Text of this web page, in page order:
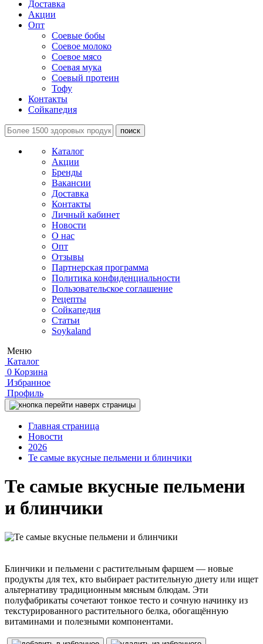
Доставка
Акции
Опт
Соевые бобы
Соевое молоко
Соевое мясо
Соевая мука
Соевый протеин
Тофу
Контакты
Сойкапедия
поиск
Каталог
Акции
Бренды
Вакансии
Доставка
Контакты
Личный кабинет
Новости
О нас
Опт
Отзывы
Партнерская программа
Политика конфиденциальности
Пользовательское соглашение
Рецепты
Сойкапедия
Статьи
Soykaland
Меню
Каталог
0 Корзина
Избранное
Профиль
Главная страница
Новости
2026
Те самые вкусные пельмени и блинчики
Те самые вкусные пельмени
и блинчики
Блинчики и пельмени с растительным фаршем — новые
продукты для тех, кто выбирает растительную диету или ищет
альтернативу традиционным мясным блюдам. Эти
полуфабрикаты сочетают тонкое тесто и сочную начинку из
текстурированного растительного белка, обогащённую
витаминами и полезными компонентами.